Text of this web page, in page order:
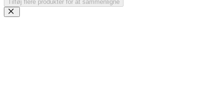
Tilføj flere produkter for at sammenligne